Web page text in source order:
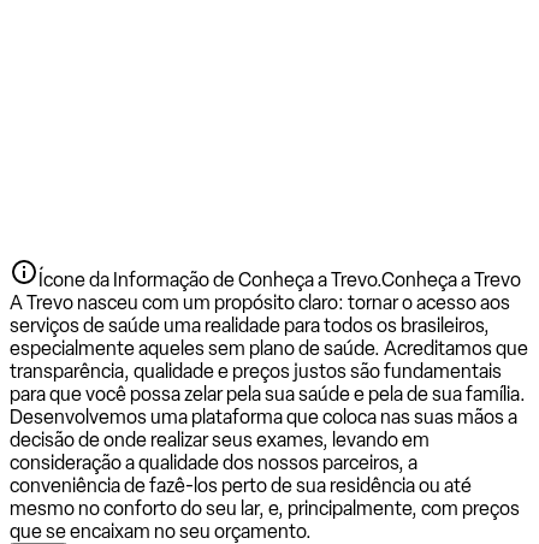
Ícone da Informação de Conheça a Trevo.Conheça a Trevo
A Trevo nasceu com um propósito claro: tornar o acesso aos
serviços de saúde uma realidade para todos os brasileiros,
especialmente aqueles sem plano de saúde. Acreditamos que
transparência, qualidade e preços justos são fundamentais
para que você possa zelar pela sua saúde e pela de sua família.
Desenvolvemos uma plataforma que coloca nas suas mãos a
decisão de onde realizar seus exames, levando em
consideração a qualidade dos nossos parceiros, a
conveniência de fazê-los perto de sua residência ou até
mesmo no conforto do seu lar, e, principalmente, com preços
que se encaixam no seu orçamento.